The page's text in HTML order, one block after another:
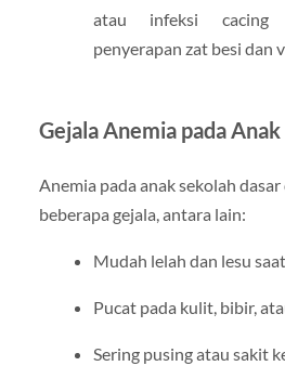
atau infeksi cacing
penyerapan zat besi dan
Gejala Anemia pada Anak
Anemia pada anak sekolah
beberapa gejala, antara lain:
Mudah lelah dan lesu
Pucat pada kulit, bibir,
Sering pusing atau sakit